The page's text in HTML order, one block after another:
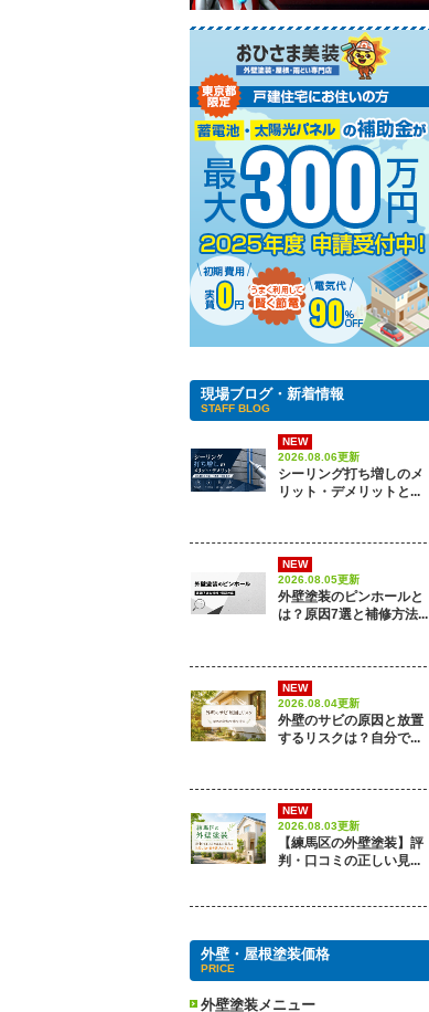
現場ブログ・新着情報
STAFF BLOG
NEW
2026.08.06更新
シーリング打ち増しのメ
リット・デメリットと...
NEW
2026.08.05更新
外壁塗装のピンホールと
は？原因7選と補修方法...
NEW
2026.08.04更新
外壁のサビの原因と放置
するリスクは？自分で...
NEW
2026.08.03更新
【練馬区の外壁塗装】評
判・口コミの正しい見...
外壁・屋根塗装価格
PRICE
外壁塗装メニュー